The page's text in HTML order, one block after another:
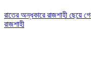
রাতের অন্ধকারে রাজশাহী ছেয়ে
রাজশাহী